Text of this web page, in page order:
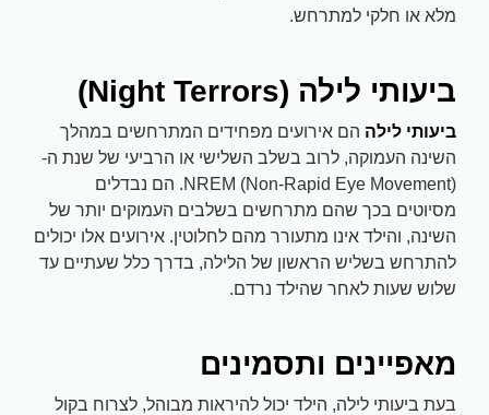
מלא או חלקי למתרחש.
ביעותי לילה (Night Terrors)
ביעותי לילה הם אירועים מפחידים המתרחשים במהלך
השינה העמוקה, לרוב בשלב השלישי או הרביעי של שנת ה-
NREM (Non-Rapid Eye Movement). הם נבדלים
מסיוטים בכך שהם מתרחשים בשלבים העמוקים יותר של
השינה, והילד אינו מתעורר מהם לחלוטין. אירועים אלו יכולים
להתרחש בשליש הראשון של הלילה, בדרך כלל שעתיים עד
שלוש שעות לאחר שהילד נרדם.
מאפיינים ותסמינים
בעת ביעותי לילה, הילד יכול להיראות מבוהל, לצרוח בקול